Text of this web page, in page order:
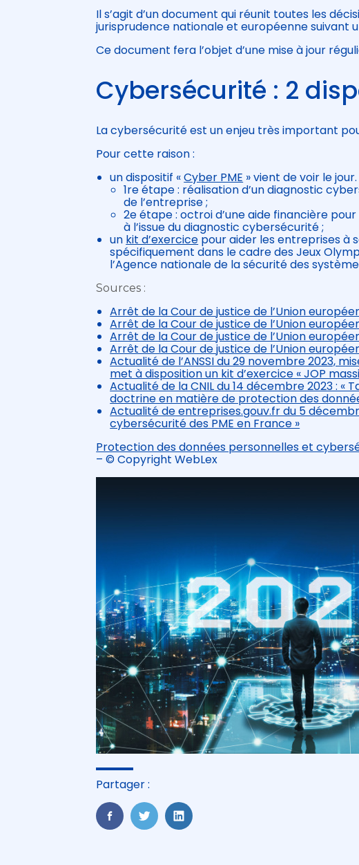
Il s’agit d’un document qui réunit toutes les
jurisprudence nationale et européenne suivant
Ce document fera l’objet d’une mise à jour
Cybersécurité : 2
La cybersécurité est un enjeu très important
Pour cette raison :
un dispositif «Cyber PME » vient de voir le
1re étape : réalisation d’un diagnostic
de l’entreprise ;
2e étape : octroi d’une aide financière
à l’issue du diagnostic cybersécurité ;
un kit d’exercice pour aider les entreprises à
spécifiquement dans le cadre des Jeux
l’Agence nationale de la sécurité des
Sources :
Arrêt de la Cour de justice de l’Union
Arrêt de la Cour de justice de l’Union
Arrêt de la Cour de justice de l’Union
Arrêt de la Cour de justice de l’Union
Actualité de l’ANSSI du 29 novembre 2023,
met à disposition un kit d’exercice « JOP
Actualité de la CNIL du 14 décembre 2023 : «
doctrine en matière de protection des
Actualité de entreprises.gouv.fr du 5
cybersécurité des PME en France »
Protection des données personnelles et
– © Copyright WebLex
Partager :
FaceBook
TwitterLinkedIn